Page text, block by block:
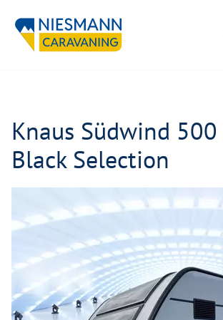
Knaus Südwind 500
Black Selection